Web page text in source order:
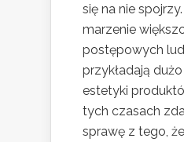
się na nie
marzenie
postępowych
przykładają
estetyki
tych czasach
sprawę z tego,